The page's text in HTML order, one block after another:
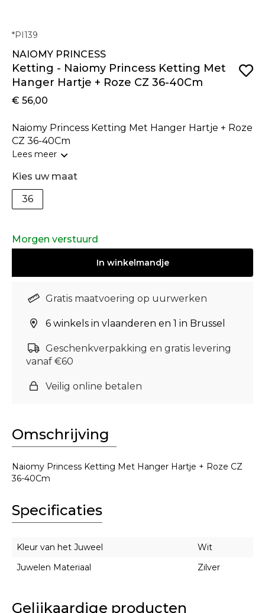
*PI139
NAIOMY PRINCESS
Ketting - Naiomy Princess Ketting Met
Hanger Hartje + Roze CZ 36-40Cm
€ 56,00
Naiomy Princess Ketting Met Hanger Hartje + Roze
CZ 36-40Cm
Lees meer
Kies uw maat
36
Morgen verstuurd
In winkelmandje
Gratis maatvoering op uurwerken
6 winkels in vlaanderen en 1 in Brussel
Geschenkverpakking en gratis levering
vanaf €60
Veilig online betalen
Omschrijving
Naiomy Princess Ketting Met Hanger Hartje + Roze CZ
36-40Cm
Specificaties
Kleur van het Juweel
Wit
Juwelen Materiaal
Zilver
Gelijkaardige producten